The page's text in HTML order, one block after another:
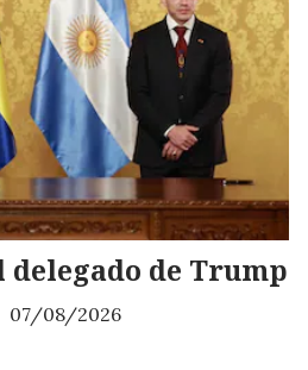
delegado de Trump
07/08/2026